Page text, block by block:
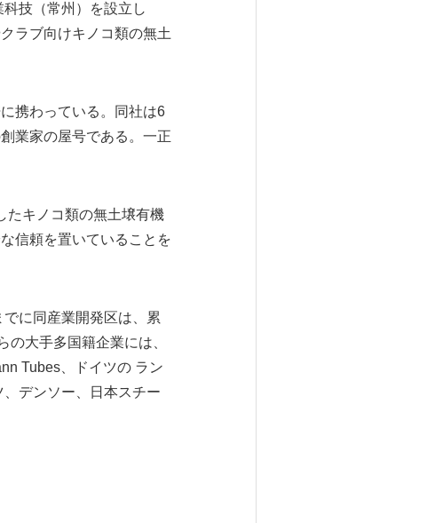
技（常州）を設立し
ラブ向けキノコ類の無土
携わっている。同社は6
業家の屋号である。一正
たキノコ類の無土壌有機
信頼を置いていることを
に同産業開発区は、累
大手多国籍企業には、
Tubes、ドイツの ラン
デンソー、日本スチー